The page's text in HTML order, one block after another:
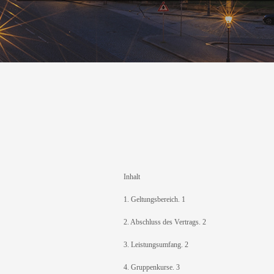
Inhalt
1. Geltungsbereich. 1
2. Abschluss des Vertrags. 2
3. Leistungsumfang. 2
4. Gruppenkurse. 3